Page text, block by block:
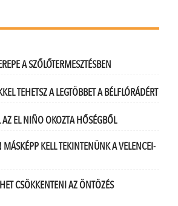
A SZŐLŐTERMESZTÉSBEN
TEHETSZ A LEGTÖBBET A BÉLFLÓRÁDÉRT
EL NIÑO OKOZTA HŐSÉGBŐL
MÁSKÉPP KELL TEKINTENÜNK A VELENCEI-
CSÖKKENTENI AZ ÖNTÖZÉS